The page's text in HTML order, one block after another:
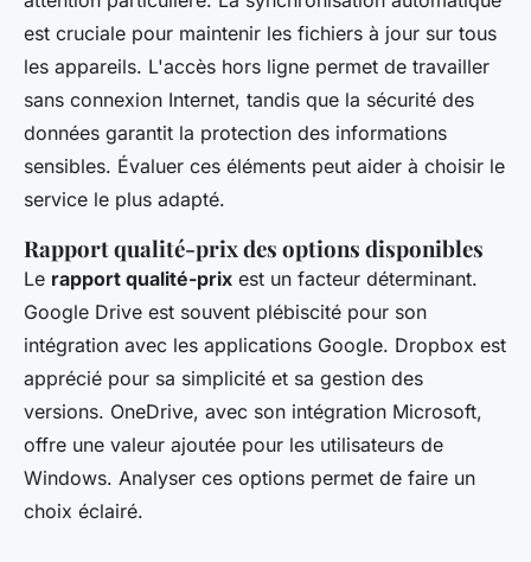
est cruciale pour maintenir les fichiers à jour sur tous
les appareils. L'accès hors ligne permet de travailler
sans connexion Internet, tandis que la sécurité des
données garantit la protection des informations
sensibles. Évaluer ces éléments peut aider à choisir le
service le plus adapté.
Rapport qualité-prix des options disponibles
Le rapport qualité-prix est un facteur déterminant.
Google Drive est souvent plébiscité pour son
intégration avec les applications Google. Dropbox est
apprécié pour sa simplicité et sa gestion des
versions. OneDrive, avec son intégration Microsoft,
offre une valeur ajoutée pour les utilisateurs de
Windows. Analyser ces options permet de faire un
choix éclairé.